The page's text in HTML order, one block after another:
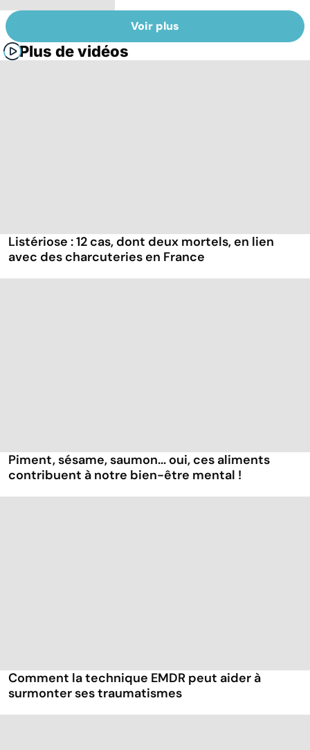
Voir plus
Plus de vidéos
Listériose : 12 cas, dont deux mortels, en lien
avec des charcuteries en France
Piment, sésame, saumon... oui, ces aliments
contribuent à notre bien-être mental !
Comment la technique EMDR peut aider à
surmonter ses traumatismes